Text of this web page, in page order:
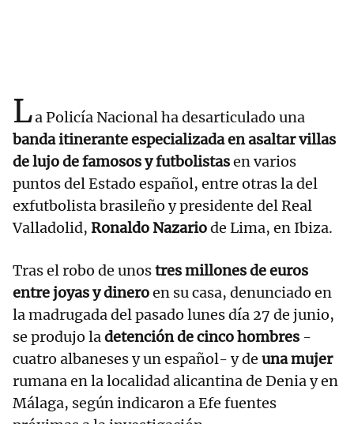
La Policía Nacional ha desarticulado una
banda itinerante especializada en asaltar villas
de lujo de famosos y futbolistasen varios
puntos del Estado español, entre otras la del
exfutbolista brasileño y presidente del Real
Valladolid, Ronaldo Nazariode Lima, en Ibiza.
Tras el robo de unostres millones de euros
entre joyas y dineroen su casa, denunciado en
la madrugada del pasado lunes día 27 de junio,
se produjo ladetención de cinco hombres -
cuatro albaneses y un español- y de una mujer
rumana en la localidad alicantina de Denia y en
Málaga, según indicaron a Efe fuentes